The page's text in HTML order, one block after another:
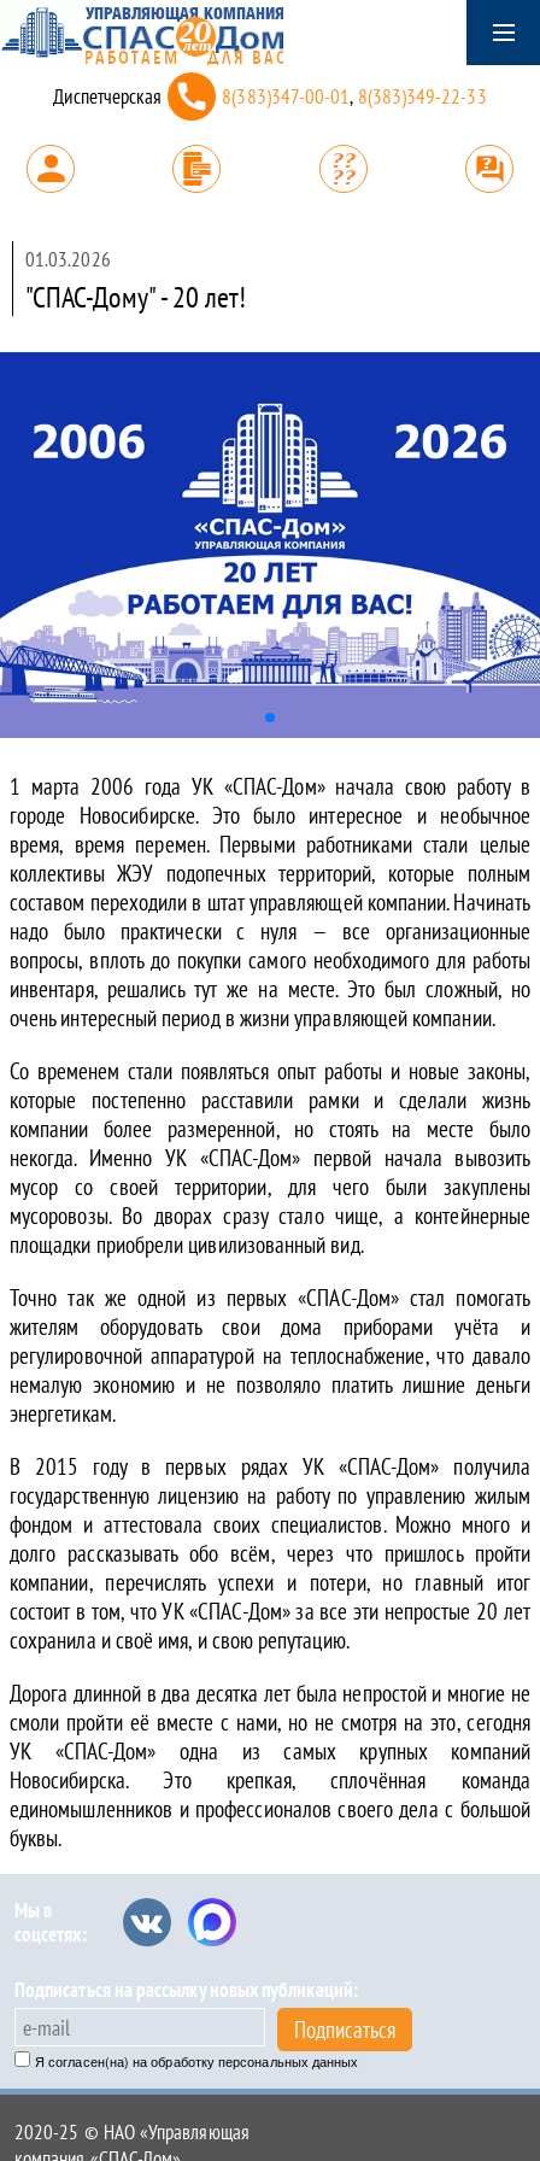
Диспетчерская 8(383)347-00-01, 8(383)349-22-33
01.03.2026
"СПАС-Дому" - 20 лет!
1 марта 2006 года УК «СПАС-Дом» начала свою работу в
городе Новосибирске. Это было интересное и необычное
время, время перемен. Первыми работниками стали целые
коллективы ЖЭУ подопечных территорий, которые полным
составом переходили в штат управляющей компании. Начинать
надо было практически с нуля — все организационные
вопросы, вплоть до покупки самого необходимого для работы
инвентаря, решались тут же на месте. Это был сложный, но
очень интересный период в жизни управляющей компании.
Со временем стали появляться опыт работы и новые законы,
которые постепенно расставили рамки и сделали жизнь
компании более размеренной, но стоять на месте было
некогда. Именно УК «СПАС-Дом» первой начала вывозить
мусор со своей территории, для чего были закуплены
мусоровозы. Во дворах сразу стало чище, а контейнерные
площадки приобрели цивилизованный вид.
Точно так же одной из первых «СПАС-Дом» стал помогать
жителям оборудовать свои дома приборами учёта и
регулировочной аппаратурой на теплоснабжение, что давало
немалую экономию и не позволяло платить лишние деньги
энергетикам.
В 2015 году в первых рядах УК «СПАС-Дом» получила
государственную лицензию на работу по управлению жилым
фондом и аттестовала своих специалистов. Можно много и
долго рассказывать обо всём, через что пришлось пройти
компании, перечислять успехи и потери, но главный итог
состоит в том, что УК «СПАС-Дом» за все эти непростые 20 лет
сохранила и своё имя, и свою репутацию.
Дорога длинной в два десятка лет была непростой и многие не
смоли пройти её вместе с нами, но не смотря на это, сегодня
УК «СПАС-Дом» одна из самых крупных компаний
Новосибирска. Это крепкая, сплочённая команда
единомышленников и профессионалов своего дела с большой
буквы.
Мы в
соцсетях:
Подписаться на рассылку новых публикаций:
Подписаться
Я согласен(на) на обработку персональных данных
2020-25 © НАО «Управляющая